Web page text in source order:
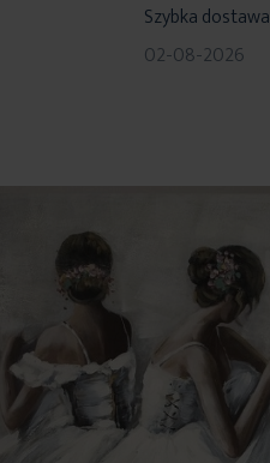
Szybka dostawa
02-08-2026